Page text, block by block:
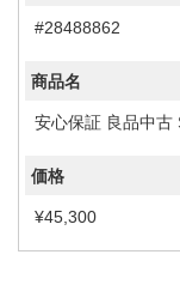
#28488862
商品名
安心保証 良品中古
価格
¥45,300